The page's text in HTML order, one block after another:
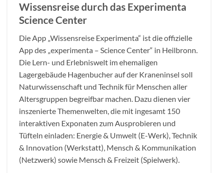
Wissensreise durch das Experimenta
Science Center
Die App „Wissensreise Experimenta“ ist die offizielle
App des „experimenta – Science Center“ in Heilbronn.
Die Lern- und Erlebniswelt im ehemaligen
Lagergebäude Hagenbucher auf der Kraneninsel soll
Naturwissenschaft und Technik für Menschen aller
Altersgruppen begreifbar machen. Dazu dienen vier
inszenierte Themenwelten, die mit ingesamt 150
interaktiven Exponaten zum Ausprobieren und
Tüfteln einladen: Energie & Umwelt (E-Werk), Technik
& Innovation (Werkstatt), Mensch & Kommunikation
(Netzwerk) sowie Mensch & Freizeit (Spielwerk).